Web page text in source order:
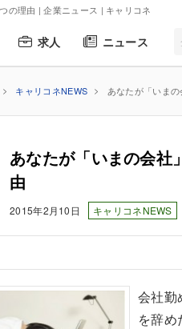
の理由 | 企業ニュース | キャリコネ
求人 ニュース
キャリコネNEWS あなたが「いま
あなたが「いまの会社
由
2015年2月10日 キャリコネNEWS
会社勤
を辞